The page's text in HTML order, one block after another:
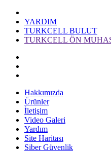
YARDIM
TURKCELL BULUT
TURKCELL ÖN
Hakkımızda
Ürünler
İletişim
Video Galeri
Yardım
Site Haritası
Siber Güvenlik